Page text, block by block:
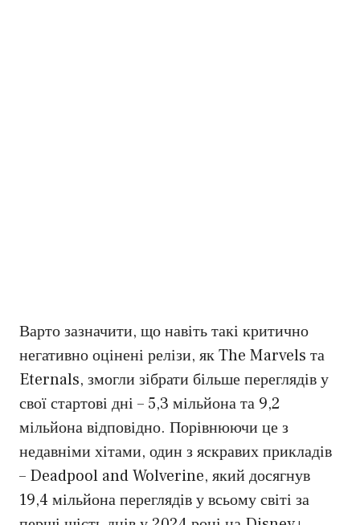
Варто зазначити, що навіть такі критично
негативно оцінені релізи, як The Marvels та
Eternals, змогли зібрати більше переглядів у
свої стартові дні – 5,3 мільйона та 9,2
мільйона відповідно. Порівнюючи це з
недавніми хітами, один з яскравих прикладів
– Deadpool and Wolverine, який досягнув
19,4 мільйона переглядів у всьому світі за